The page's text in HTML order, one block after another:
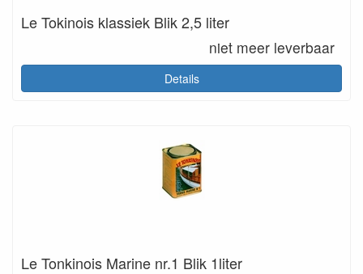
Le Tokinois klassiek Blik 2,5 liter
niet meer leverbaar
Details
Le Tonkinois Marine nr.1 Blik 1liter